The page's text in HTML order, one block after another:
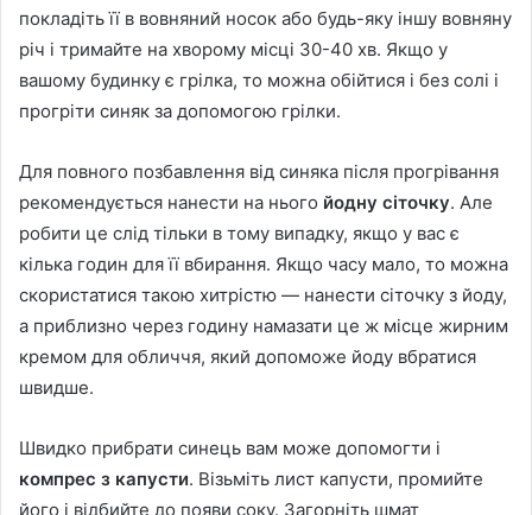
покладіть її в вовняний носок або будь-яку іншу вовняну
річ і тримайте на хворому місці 30-40 хв. Якщо у
вашому будинку є грілка, то можна обійтися і без солі і
прогріти синяк за допомогою грілки.
Для повного позбавлення від синяка після прогрівання
рекомендується нанести на нього йодну сіточку. Але
робити це слід тільки в тому випадку, якщо у вас є
кілька годин для її вбирання. Якщо часу мало, то можна
скористатися такою хитрістю — нанести сіточку з йоду,
а приблизно через годину намазати це ж місце жирним
кремом для обличчя, який допоможе йоду вбратися
швидше.
Швидко прибрати синець вам може допомогти і
компрес з капусти. Візьміть лист капусти, промийте
його і відбийте до появи соку. Загорніть шмат